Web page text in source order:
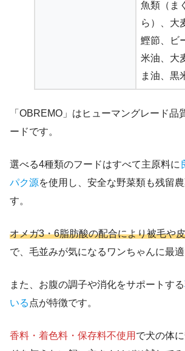
魚類（ま
ら）、大
鰹節、ビ
米油、大
ま油、黒
「OBREMO」はヒューマングレード品
ードです。
選べる4種類のフードはすべて主原料に
パク源を使用し、安全な野菜類も残留
す。
オメガ3・6脂肪酸の配合により被毛や
で、毛並みが気になるワンちゃんに最適
また、お腹の調子や消化をサポートする
いる 点が特徴です。
香料・着色料・保存料不使用 で犬の体